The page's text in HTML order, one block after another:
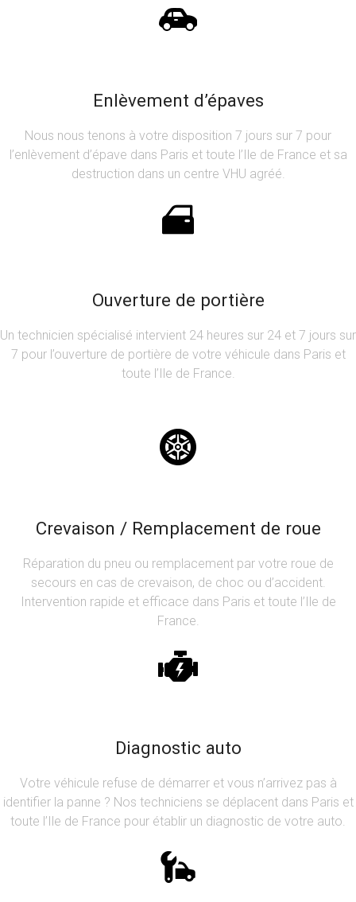
Enlèvement d’épaves
Nous nous tenons à votre disposition 7 jours sur 7 pour
l’enlèvement d’épave dans Paris et toute l’Ile de France et sa
destruction dans un centre VHU agréé.
Ouverture de portière
Un technicien spécialisé intervient 24 heures sur 24 et 7 jours sur
7 pour l’ouverture de portière de votre véhicule dans Paris et
toute l’Ile de France.
Crevaison / Remplacement de roue
Réparation du pneu ou remplacement par votre roue de
secours en cas de crevaison, de choc ou d’accident.
Intervention rapide et efficace dans Paris et toute l’Ile de
France.
Diagnostic auto
Votre véhicule refuse de démarrer et vous n’arrivez pas à
identifier la panne ? Nos techniciens se déplacent dans Paris et
toute l’Ile de France pour établir un diagnostic de votre auto.